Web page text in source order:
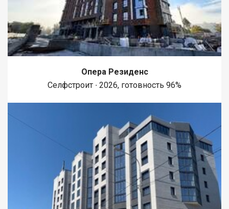
Опера Резиденс
Селфстроит ∙ 2026, готовность 96%